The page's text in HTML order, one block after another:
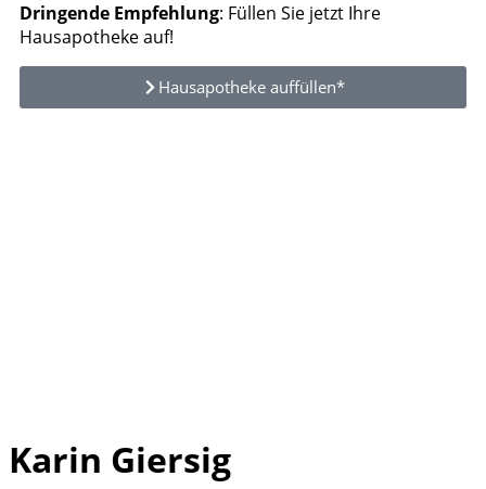
Dringende Empfehlung: Füllen Sie jetzt Ihre
Hausapotheke auf!
Hausapotheke auffüllen*
Karin Giersig